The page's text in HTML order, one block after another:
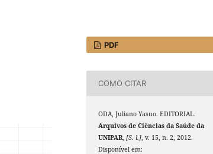
PDF
COMO CITAR
ODA, Juliano Yasuo. EDITORIAL.
Arquivos de Ciências da Saúde da
UNIPAR,[S. l.], v. 15, n. 2, 2012.
Disponível em: